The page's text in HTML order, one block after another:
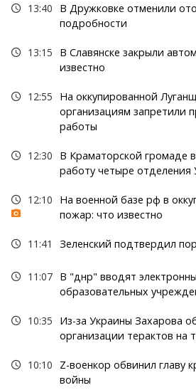
13:40
В Дружковке отменили
подробности
13:15
В Славянске закрыли
известно
12:55
На оккупированной
организациям запретили
работы
12:30
В Краматорской громаде
работу четыре
12:10
На военной базе рф в
пожар: что известно
11:41 Зеленский подтвердил
11:07 В "днр" вводят
образовательных
10:35
Из-за Украины Захарова
организации терактов на
10:10
Z-военкор обвинил главу
войны